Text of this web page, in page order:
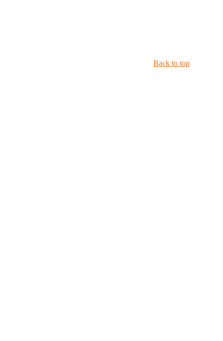
Back to top